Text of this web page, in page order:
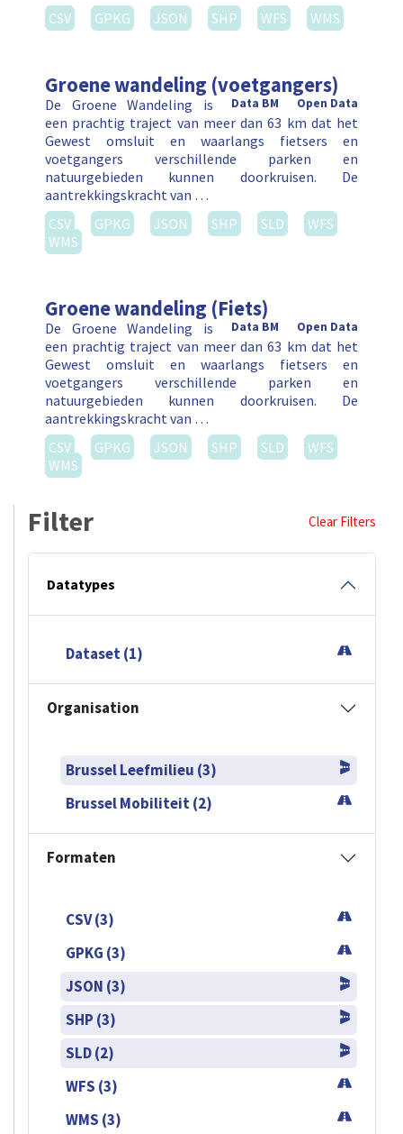
CSV
GPKG JSON SHP WFS WMS
Groene wandeling (voetgangers)
Open Data
Data BM
De Groene Wandeling is
een prachtig traject van meer dan 63 km dat het
Gewest omsluit en waarlangs fietsers en
voetgangers verschillende parken en
natuurgebieden kunnen doorkruisen. De
aantrekkingskracht van …
CSV
GPKG JSON SHP SLD
WFS
WMS
Groene wandeling (Fiets)
Open Data
Data BM
De Groene Wandeling is
een prachtig traject van meer dan 63 km dat het
Gewest omsluit en waarlangs fietsers en
voetgangers verschillende parken en
natuurgebieden kunnen doorkruisen. De
aantrekkingskracht van …
CSV
GPKG JSON SHP SLD
WFS
WMS
Filter Clear Filters
Datatypes
Dataset (1)
Organisation
Brussel Leefmilieu (3)
Brussel Mobiliteit (2)
Formaten
CSV (3)
GPKG (3)
JSON (3)
SHP (3)
SLD (2)
WFS (3)
WMS (3)